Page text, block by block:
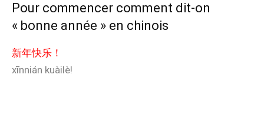
Pour commencer comment dit-on
« bonne année » en chinois
新年快乐！
xīnnián kuàilè!